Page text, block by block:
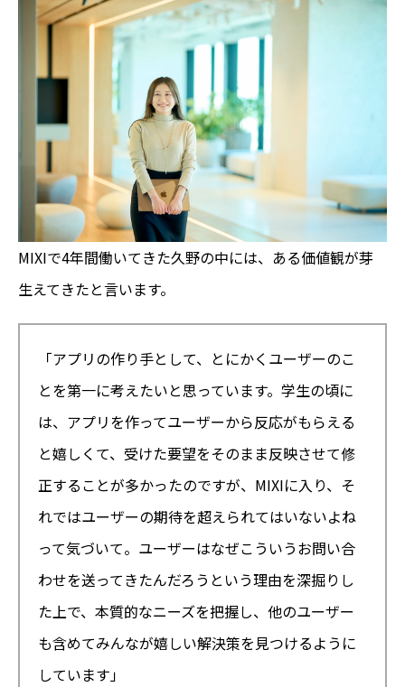
MIXIで4年間働いてきた久野の中には、ある価値観が芽
生えてきたと言います。
「アプリの作り手として、とにかくユーザーのこ
とを第一に考えたいと思っています。学生の頃に
は、アプリを作ってユーザーから反応がもらえる
と嬉しくて、受けた要望をそのまま反映させて修
正することが多かったのですが、MIXIに入り、そ
れではユーザーの期待を超えられてはいないよね
って気づいて。ユーザーはなぜこういうお問い合
わせを送ってきたんだろうという理由を深掘りし
た上で、本質的なニーズを把握し、他のユーザー
も含めてみんなが嬉しい解決策を見つけるように
しています」